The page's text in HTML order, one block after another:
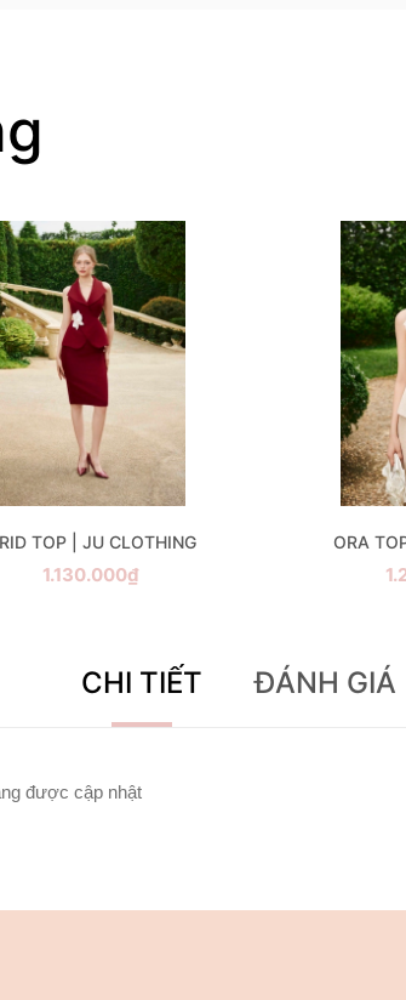
TOP | JU CLOTHING
1.130.000₫
ORA
CHI TIẾT ĐÁNH GIÁ
được cập nhật